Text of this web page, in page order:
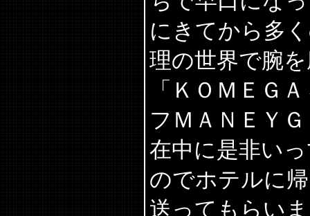
にきてから多
理の世界で腕
「ＫＯＭＥＧ
フＭＡＮＥＹ
在中に是非い
のでホテルに
送ってもらい